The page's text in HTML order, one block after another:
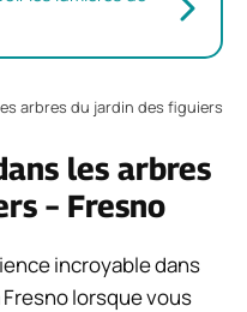
arbres du jardin des figuiers
les arbres
– Fresno
incroyable dans
lorsque vous